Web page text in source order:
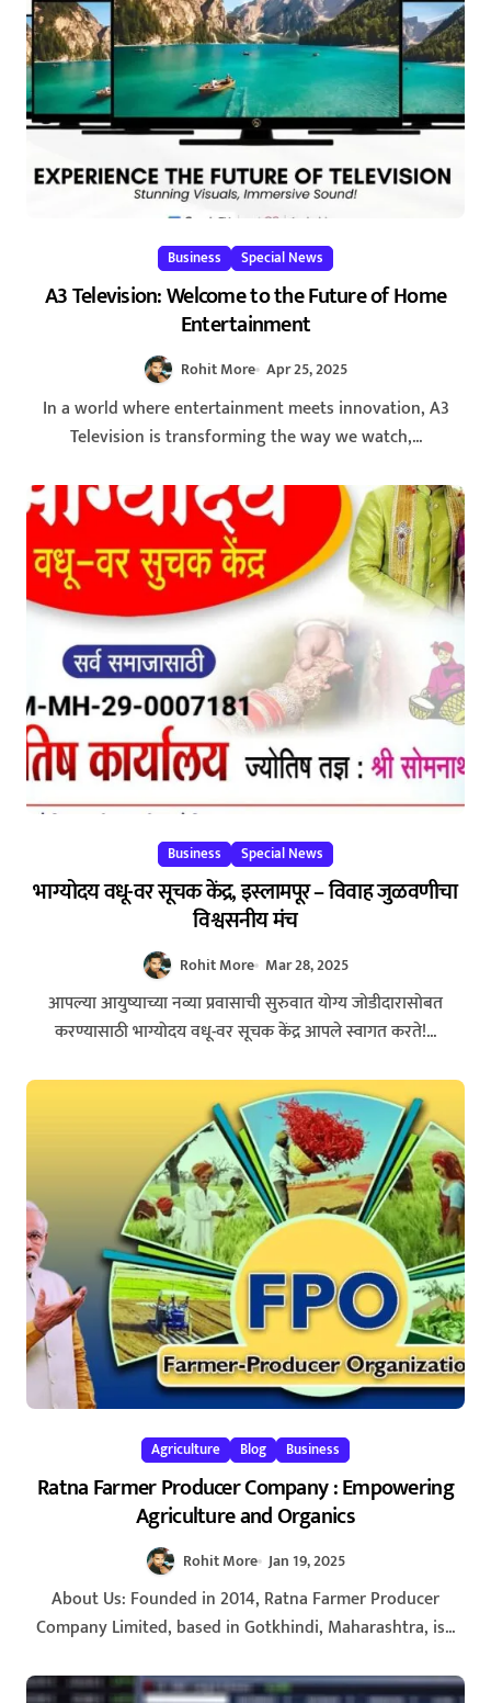
Business Special News
A3 Television: Welcome to the Future of Home
Entertainment
Rohit More Apr 25, 2025
In a world where entertainment meets innovation, A3
Television is transforming the way we watch,...
Business Special News
भाग्योदय वधू-वर सूचक केंद्र, इस्लामपूर – विवाह जुळवणीचा
विश्वसनीय मंच
Rohit More Mar 28, 2025
आपल्या आयुष्याच्या नव्या प्रवासाची सुरुवात योग्य जोडीदारासोबत
करण्यासाठी भाग्योदय वधू-वर सूचक केंद्र आपले स्वागत करते!...
Agriculture Blog Business
Ratna Farmer Producer Company : Empowering
Agriculture and Organics
Rohit More Jan 19, 2025
About Us: Founded in 2014, Ratna Farmer Producer
Company Limited, based in Gotkhindi, Maharashtra, is...